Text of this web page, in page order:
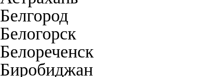
Белгород
Белогорск
Белореченск
Биробиджан